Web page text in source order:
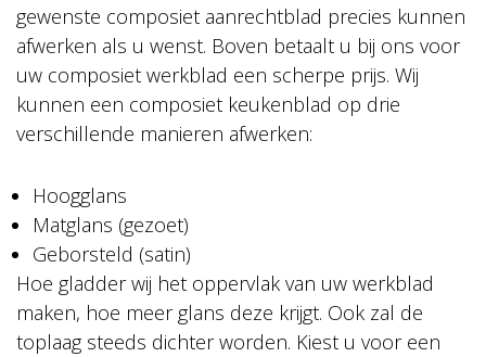
gewenste composiet aanrechtblad precies kunnen
afwerken als u wenst. Boven betaalt u bij ons voor
uw composiet werkblad een scherpe prijs. Wij
kunnen een composiet keukenblad op drie
verschillende manieren afwerken:
Hoogglans
Matglans (gezoet)
Geborsteld (satin)
Hoe gladder wij het oppervlak van uw werkblad
maken, hoe meer glans deze krijgt. Ook zal de
toplaag steeds dichter worden. Kiest u voor een